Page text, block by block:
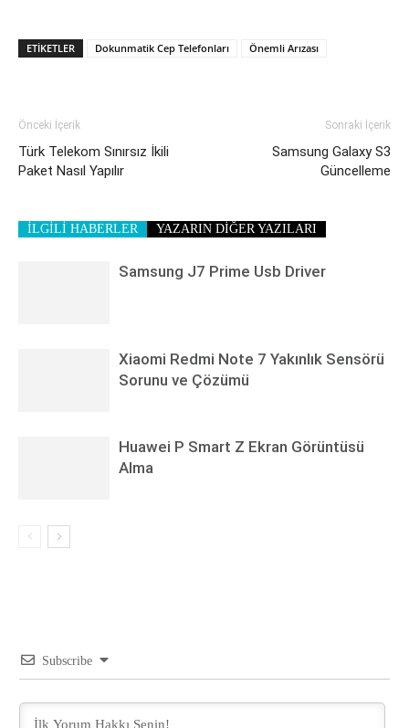
ETIKETLER Dokunmatik Cep Telefonları Önemli Arızası
Önceki İçerik
Türk Telekom Sınırsız İkili
Paket Nasıl Yapılır
Sonraki İçerik
Samsung Galaxy S3
Güncelleme
İLGİLİ HABERLER YAZARIN DİĞER YAZILARI
Samsung J7 Prime Usb Driver
Xiaomi Redmi Note 7 Yakınlık Sensörü
Sorunu ve Çözümü
Huawei P Smart Z Ekran Görüntüsü
Alma
Subscribe